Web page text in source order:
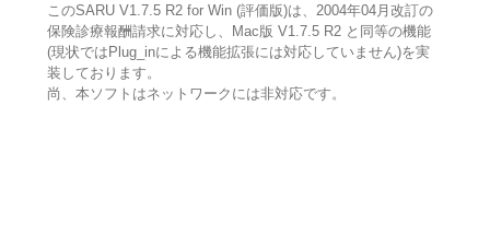
このSARU V1.7.5 R2 for Win (評価版)は、2004年04月改訂の
保険診療報酬請求に対応し、Mac版 V1.7.5 R2 と同等の機能
(現状ではPlug_inによる機能拡張には対応していません)を実
装しております。
尚、本ソフトはネットワークには非対応です。